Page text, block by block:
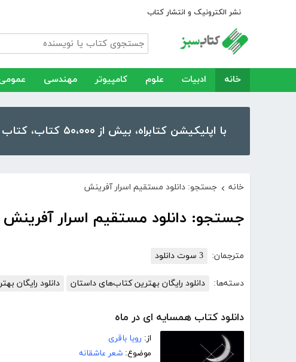
نشر الکترونیک و انتشار کتاب
خانه ادبیات علوم کامپیوتر مهندسی
با اپلیکیشن کتابراه، بیش از ۵۰،۰۰۰ کتاب، کتاب صوتی و رمان را در موبایل و تبلت خود داشته باشید!
خانه › جستجو: دانلود مستقیم اسرار آفرینش
جستجو: دانلود مستقیم اسرار آفرینش
مترجمان: 3 سوت دانلود
دسته‌ها: دانلود رایگان بهترین کتاب‌های داستان دانلود رایگان
دانلود کتاب همسایه ای در ماه
از: رویا باقری
موضوع: شعر عاشقانه